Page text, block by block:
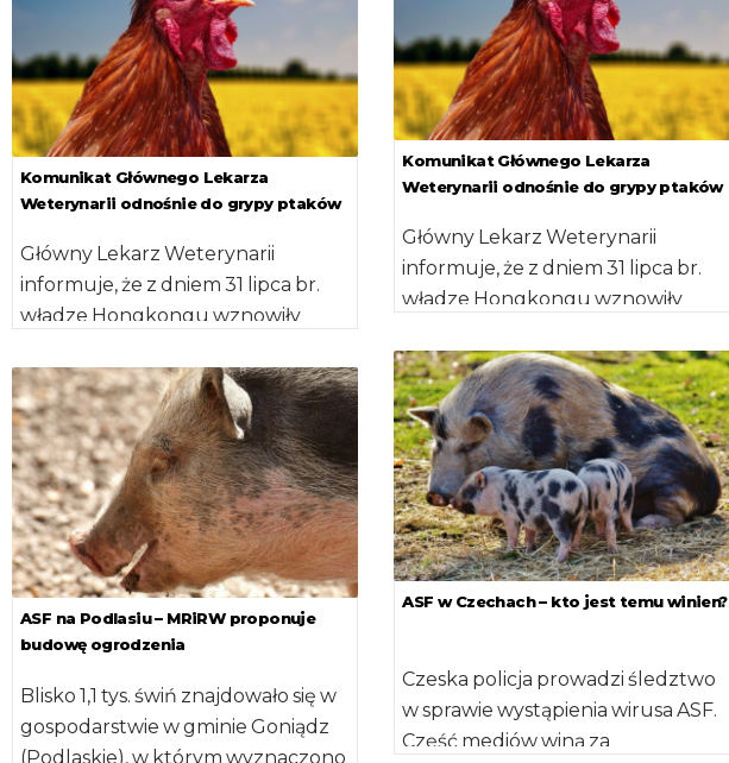
Komunikat Głównego Lekarza
Weterynarii odnośnie do grypy ptaków
Główny Lekarz Weterynarii
informuje, że z dniem 31 lipca br.
władze Hongkongu wznowiły
elementy i podroby) oraz […]
Komunikat Głównego Lekarza
Weterynarii odnośnie do grypy ptaków
Główny Lekarz Weterynarii
informuje, że z dniem 31 lipca br.
władze Hongkongu wznowiły
elementy i podroby) oraz […]
ASF w Czechach – kto jest temu winien?
Czeska policja prowadzi śledztwo
w sprawie wystąpienia wirusa ASF.
Część mediów winą za
ASF na Podlasiu – MRiRW proponuje
budowę ogrodzenia
Blisko 1,1 tys. świń znajdowało się w
gospodarstwie w gminie Goniądz
(Podlaskie), w którym wyznaczono